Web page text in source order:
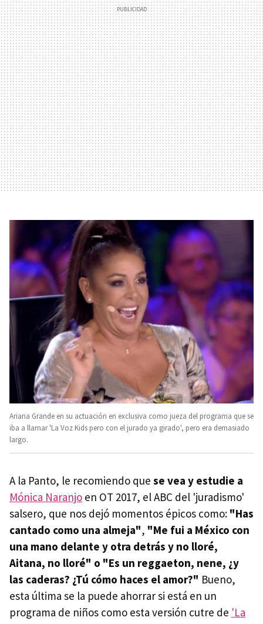
Ariana Grande en su actuación en exclusiva como jueza del programa que se
iba a llamar 'La Voz Kids pero con el jurado ya girado', pero era demasiado
largo.
A la Panto, le recomiendo que se vea y estudie a
Mónica Naranjo en OT 2017, el ABC del 'juradismo'
salsero, que nos dejó momentos épicos como: "Has
cantado como una almeja", "Me fui a México con
una mano delante y otra detrás y no lloré,
Aitana, no lloré" o "Es un reggaeton, nene, ¿y
las caderas? ¿Tú cómo haces el amor?" Bueno,
esta última se la puede ahorrar si está en un
programa de niños como esta versión cutre de 'La